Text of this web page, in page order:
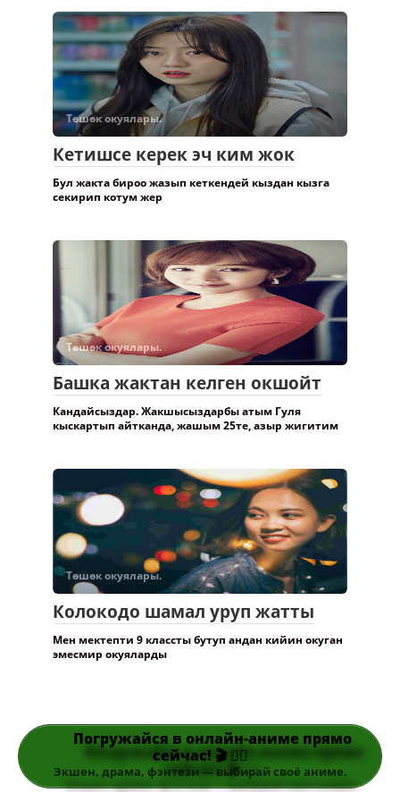
Төшөк окуялары.
Кетишсе керек эч ким жок
Бул жакта бироо жазып кеткендей кыздан кызга
секирип котум жер
Төшөк окуялары.
Башка жактан келген окшойт
Кандайсыздар. Жакшысыздарбы атым Гуля
кыскартып айтканда, жашым 25те, азыр жигитим
Төшөк окуялары.
Колокодо шамал уруп жатты
Мен мектепти 9 классты бутуп андан кийин окуган
эмесмир окуяларды
Погружайся в онлайн-аниме прямо
сейчас! 🎬 👆🏻
Экшен, драма, фэнтези — выбирай своё аниме.